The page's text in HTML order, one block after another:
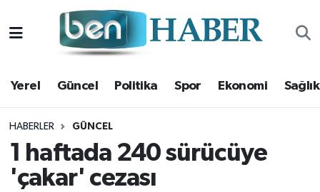
Yerel Güncel Politika Spor Ekonomi Sağlık
HABERLER GÜNCEL
1 haftada 240 sürücüye
'çakar' cezası
Yerel
Güncel
Politika
Spor
Hava Durumu
Trafik Durumu
Süper Lig Puan Durumu ve Fikstür
Tüm Manşetler